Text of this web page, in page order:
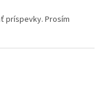
príspevky. Prosím